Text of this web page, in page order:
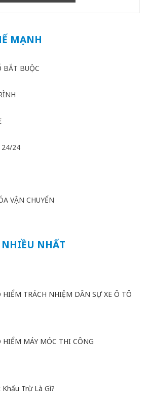
MẠNH
BẮT BUỘC
24/24
VẬN CHUYỂN
NHẤT
HIỂM TRÁCH NHIỆM DÂN SỰ XE Ô TÔ
HIỂM MÁY MÓC THI CÔNG
Trừ Là Gì?